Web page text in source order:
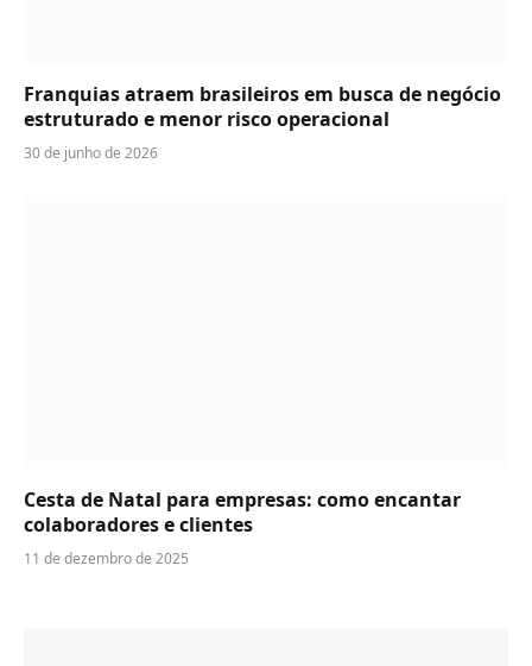
Franquias atraem brasileiros em busca de negócio
estruturado e menor risco operacional
30 de junho de 2026
Cesta de Natal para empresas: como encantar
colaboradores e clientes
11 de dezembro de 2025